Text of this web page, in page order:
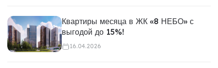
Квартиры месяца в ЖК «8 НЕБО» с
выгодой до 15%!
16.04.2026